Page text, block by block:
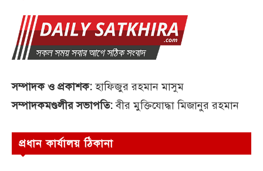
সম্পাদক ও প্রকাশক:হাফিজুর রহমান মাসুম
সম্পাদকমণ্ডলীর সভাপতি:বীর মুক্তিযোদ্ধা মিজানুর রহমান
প্রধান কার্যালয় ঠিকানা